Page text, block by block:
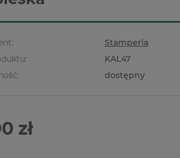
Stamperia
KAL47
dostępny
zł